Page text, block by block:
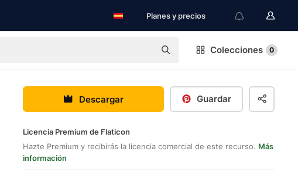
Planes y precios
Colecciones 0
Descargar Guardar
Licencia Premium de Flaticon
Hazte Premium y recibirás la licencia comercial de este recurso. Más
información